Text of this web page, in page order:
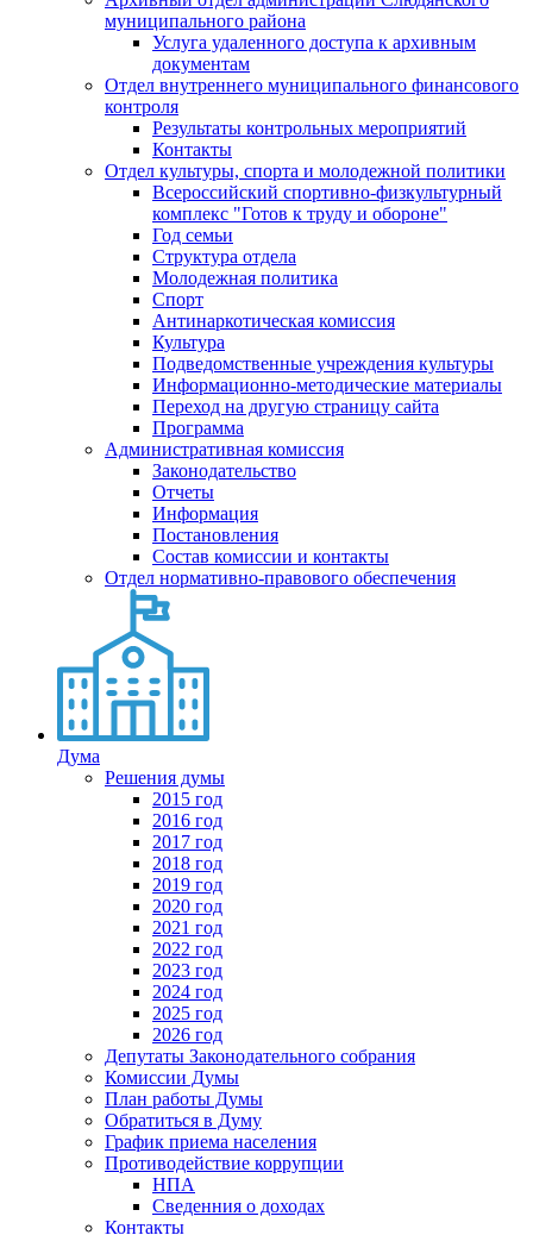
муниципального района
Услуга удаленного доступа к архивным
документам
Отдел внутреннего муниципального финансового
контроля
Результаты контрольных мероприятий
Контакты
Отдел культуры, спорта и молодежной политики
Всероссийский спортивно-физкультурный
комплекс "Готов к труду и обороне"
Год семьи
Структура отдела
Молодежная политика
Спорт
Антинаркотическая комиссия
Культура
Подведомственные учреждения культуры
Информационно-методические материалы
Переход на другую страницу сайта
Программа
Административная комиссия
Законодательство
Отчеты
Информация
Постановления
Состав комиссии и контакты
Отдел нормативно-правового обеспечения
Дума
Решения думы
2015 год
2016 год
2017 год
2018 год
2019 год
2020 год
2021 год
2022 год
2023 год
2024 год
2025 год
2026 год
Депутаты Законодательного собрания
Комиссии Думы
План работы Думы
Обратиться в Думу
График приема населения
Противодействие коррупции
НПА
Сведенния о доходах
Контакты